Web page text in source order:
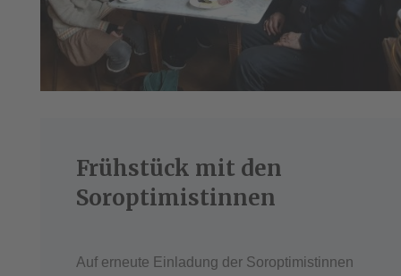
Frühstück mit den
Soroptimistinnen
Auf erneute Einladung der Soroptimistinnen